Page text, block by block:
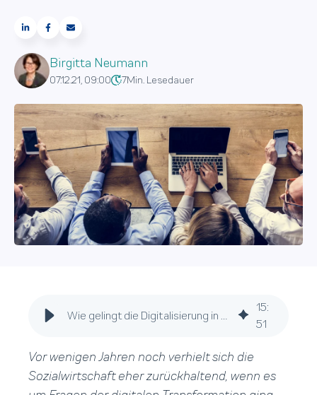
Birgitta Neumann
07.12.21, 09:00 7Min. Lesedauer
Wie gelingt die Digitalisierung in der Sozialwirtschaft?
15:
51
Vor wenigen Jahren noch verhielt sich die
Sozialwirtschaft eher zurückhaltend, wenn es